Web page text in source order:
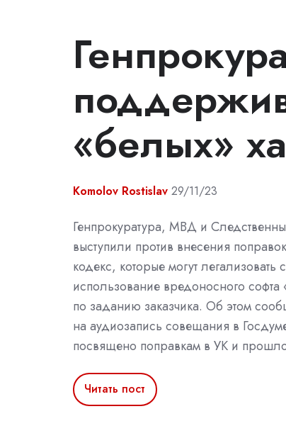
«белых»
Komolov Rostislav 29/11/23
Генпрокуратура, МВД и
выступили против внесения
кодекс, которые могут легализовать
использование вредоносного
по заданию заказчика. Об этом
на аудиозапись совещания в
посвящено поправкам в УК и
Читать пост